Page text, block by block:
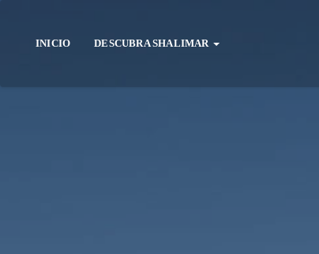
INICIO DESCUBRA SHALIMAR